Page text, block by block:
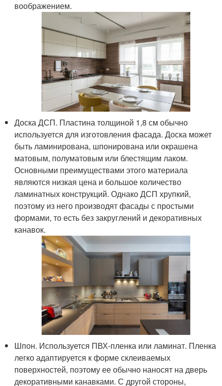
воображением.
Доска ДСП. Пластина толщиной 1,8 см обычно
используется для изготовления фасада. Доска может
быть ламинирована, шпонирована или окрашена
матовым, полуматовым или блестящим лаком.
Основными преимуществами этого материала
являются низкая цена и большое количество
ламинатных конструкций. Однако ДСП хрупкий,
поэтому из него производят фасады с простыми
формами, то есть без закруглений и декоративных
канавок.
Шпон. Используется ПВХ-пленка или ламинат. Пленка
легко адаптируется к форме склеиваемых
поверхностей, поэтому ее обычно наносят на дверь
декоративными канавками. С другой стороны,